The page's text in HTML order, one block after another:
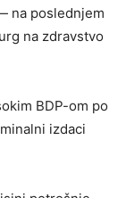
na poslednjem
na zdravstvo
BDP-om po
izdaci